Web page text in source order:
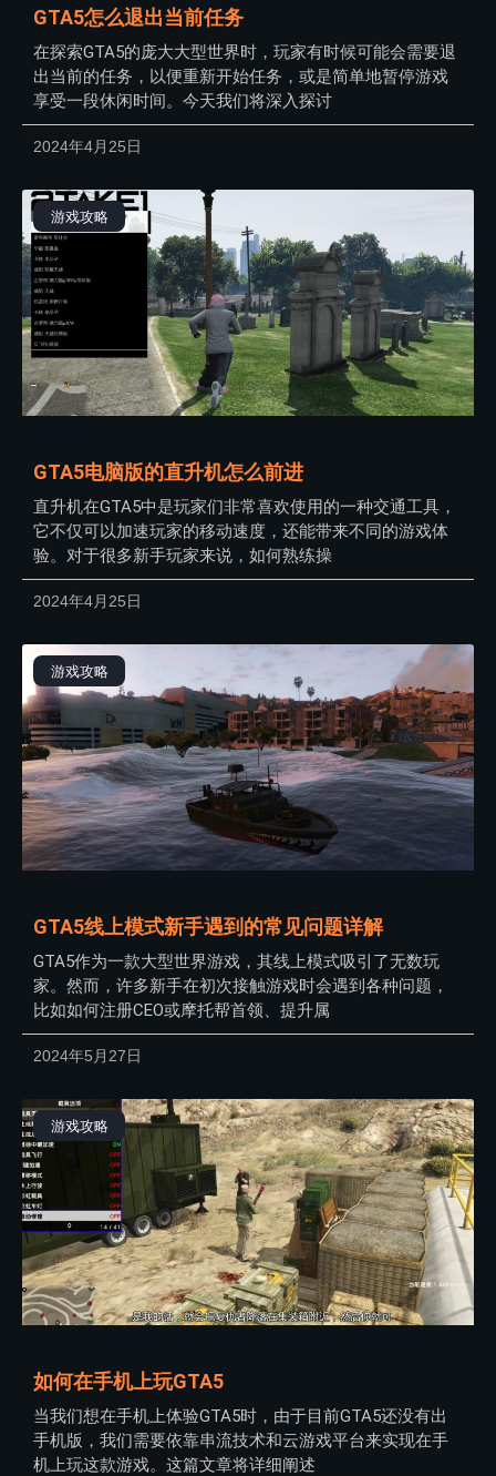
GTA5怎么退出当前任务
在探索GTA5的庞大大型世界时，玩家有时候可能会需要退
出当前的任务，以便重新开始任务，或是简单地暂停游戏
享受一段休闲时间。今天我们将深入探讨
2024年4月25日
游戏攻略
GTA5电脑版的直升机怎么前进
直升机在GTA5中是玩家们非常喜欢使用的一种交通工具，
它不仅可以加速玩家的移动速度，还能带来不同的游戏体
验。对于很多新手玩家来说，如何熟练操
2024年4月25日
游戏攻略
GTA5线上模式新手遇到的常见问题详解
GTA5作为一款大型世界游戏，其线上模式吸引了无数玩
家。然而，许多新手在初次接触游戏时会遇到各种问题，
比如如何注册CEO或摩托帮首领、提升属
2024年5月27日
游戏攻略
如何在手机上玩GTA5
当我们想在手机上体验GTA5时，由于目前GTA5还没有出
手机版，我们需要依靠串流技术和云游戏平台来实现在手
机上玩这款游戏。这篇文章将详细阐述